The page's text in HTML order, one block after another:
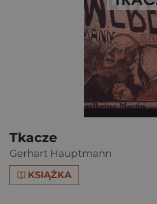
Tkacze
Gerhart Hauptmann
KSIĄŻKA